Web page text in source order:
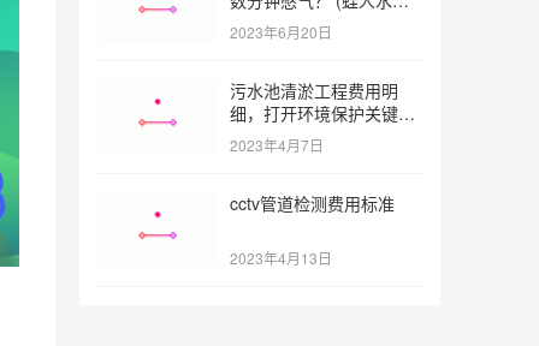
憋气最长多久)
2023年6月20日
污水池清淤工程费用明
细，打开环境保护关键之
门 (污水池清淤工程报价
明细)
2023年4月7日
cctv管道检测费用标准
2023年4月13日